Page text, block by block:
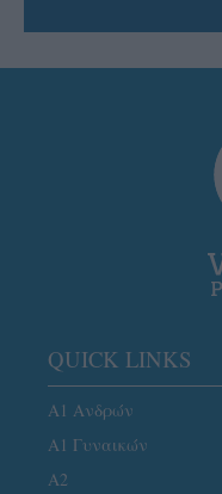
QUICK LINKS
Α1 Ανδρών
Α1 Γυναικών
A2